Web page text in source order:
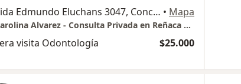
Avenida Edmundo Eluchans 3047, Concón • Mapa
Dra Carolina Alvarez - Consulta Privada en Reñaca | Concon | Bosques de Montemar
visita Odontología $25.000